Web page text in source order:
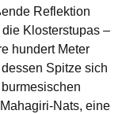
Reflektion
Klosterstupas –
hundert Meter
Spitze sich
Nats, eine